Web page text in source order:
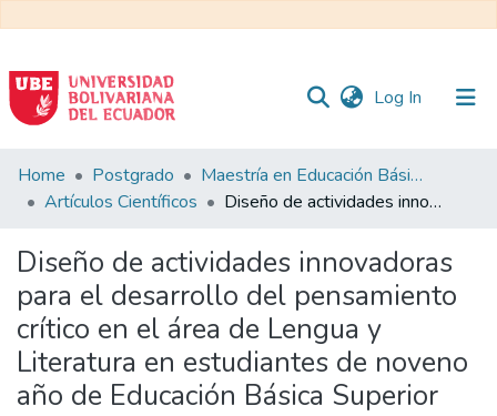
Log In (current)
Communities
&
All of DSpace
Statistics
Home Postgrado
Maestría en Educación Básica
Artículos Científicos
Diseño de actividades innovadoras para el desarrollo del pensamiento crítico en el área de Lengua y Literatura en estudiantes de noveno año de Educación Básica Superior
Diseño de actividades innovadoras
para el desarrollo del pensamiento
crítico en el área de Lengua y
Literatura en estudiantes de noveno
año de Educación Básica Superior